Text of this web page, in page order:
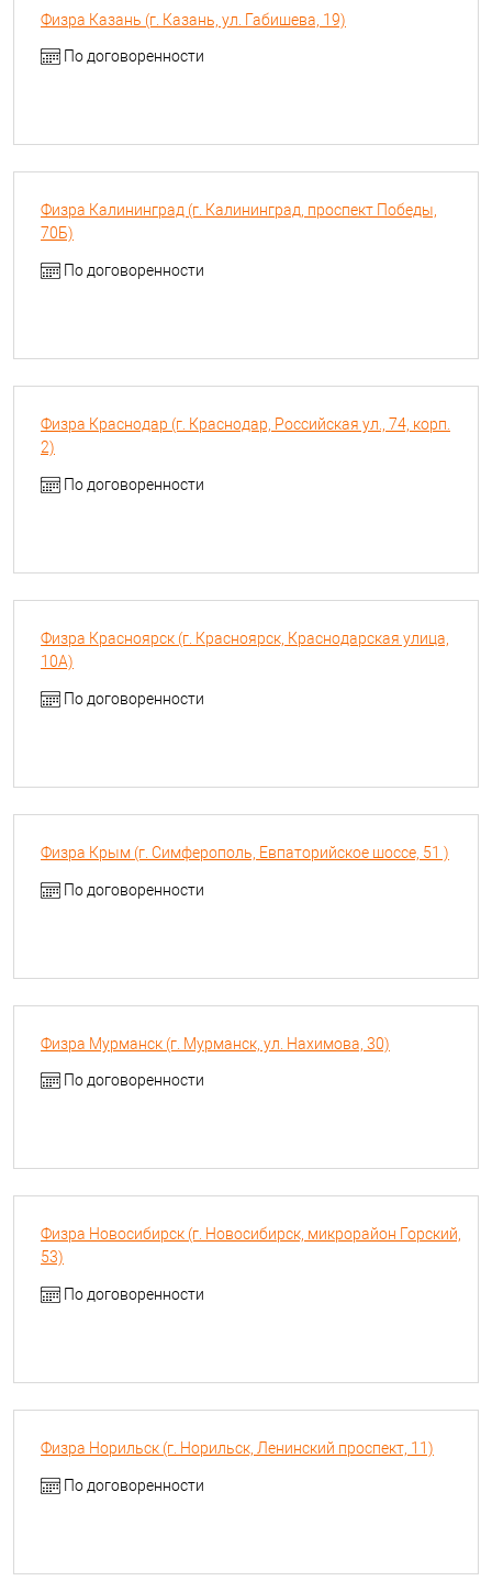
Физра Казань (г. Казань, ул. Габишева, 19)
По договоренности
Физра Калининград (г. Калининград, проспект Победы,
70Б)
По договоренности
Физра Краснодар (г. Краснодар, Российская ул., 74, корп.
2)
По договоренности
Физра Красноярск (г. Красноярск, Краснодарская улица,
10А)
По договоренности
Физра Крым (г. Симферополь, Евпаторийское шоссе, 51 )
По договоренности
Физра Мурманск (г. Мурманск, ул. Нахимова, 30)
По договоренности
Физра Новосибирск (г. Новосибирск, микрорайон Горский,
53)
По договоренности
Физра Норильск (г. Норильск, Ленинский проспект, 11)
По договоренности